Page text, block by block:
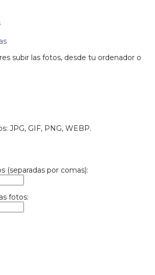
subir las fotos, desde tu ordenador o
JPG, GIF, PNG, WEBP.
(separadas por comas):
fotos: